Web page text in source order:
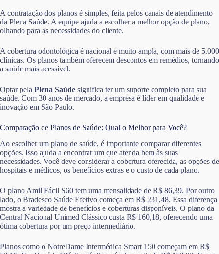
A contratação dos planos é simples, feita pelos canais de atendimento
da Plena Saúde. A equipe ajuda a escolher a melhor opção de plano,
olhando para as necessidades do cliente.
A cobertura odontológica é nacional e muito ampla, com mais de 5.000
clínicas. Os planos também oferecem descontos em remédios, tornando
a saúde mais acessível.
Optar pela Plena Saúde significa ter um suporte completo para sua
saúde. Com 30 anos de mercado, a empresa é líder em qualidade e
inovação em São Paulo.
Comparação de Planos de Saúde: Qual o Melhor para Você?
Ao escolher um plano de saúde, é importante comparar diferentes
opções. Isso ajuda a encontrar um que atenda bem às suas
necessidades. Você deve considerar a cobertura oferecida, as opções de
hospitais e médicos, os benefícios extras e o custo de cada plano.
O plano Amil Fácil S60 tem uma mensalidade de R$ 86,39. Por outro
lado, o Bradesco Saúde Efetivo começa em R$ 231,48. Essa diferença
mostra a variedade de benefícios e coberturas disponíveis. O plano da
Central Nacional Unimed Clássico custa R$ 160,18, oferecendo uma
ótima cobertura por um preço intermediário.
Planos como o NotreDame Intermédica Smart 150 começam em R$